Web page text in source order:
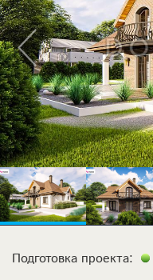
Подготовка проекта: